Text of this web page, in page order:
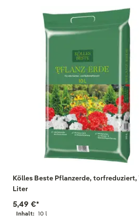
Kölles Beste Pflanzerde, torfreduziert,
Liter
Inhalt: 10 l
5,49 €*